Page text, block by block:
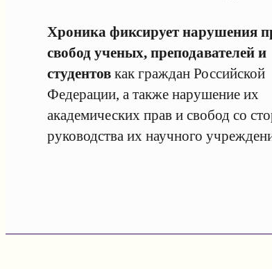
Хроника фиксирует нарушения
свобод ученых, преподавателей и
студентов как граждан Российской
Федерации, а также нарушение их
академических прав и свобод со
руководства их научного